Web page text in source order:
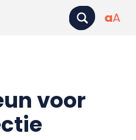
aA
voor